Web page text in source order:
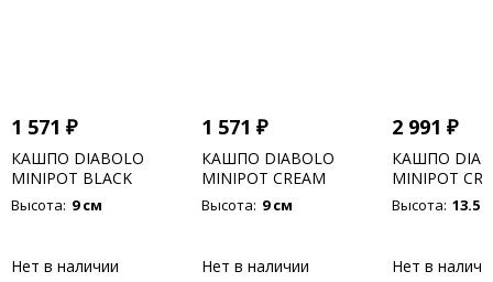
1 571 ₽
КАШПО DIABOLO
MINIPOT BLACK
Высота: 9 см
Нет в наличии
1 571 ₽
КАШПО DIABOLO
MINIPOT CREAM
Высота: 9 см
Нет в наличии
2 991 ₽
КАШПО
MINIPOT
Высота: 13.5
Нет в